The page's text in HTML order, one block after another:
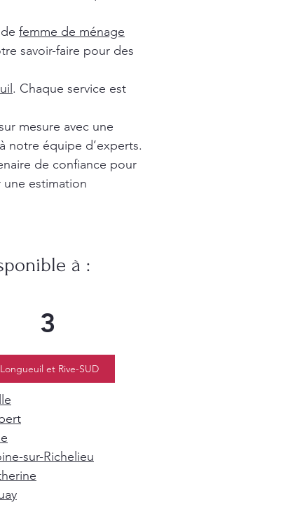
femme de ménage
savoir-faire pour des
. Chaque service est
mesure avec une
notre équipe d’experts.
de confiance pour
une estimation
à :
3
Longueuil et Rive-SUD
sur-Richelieu